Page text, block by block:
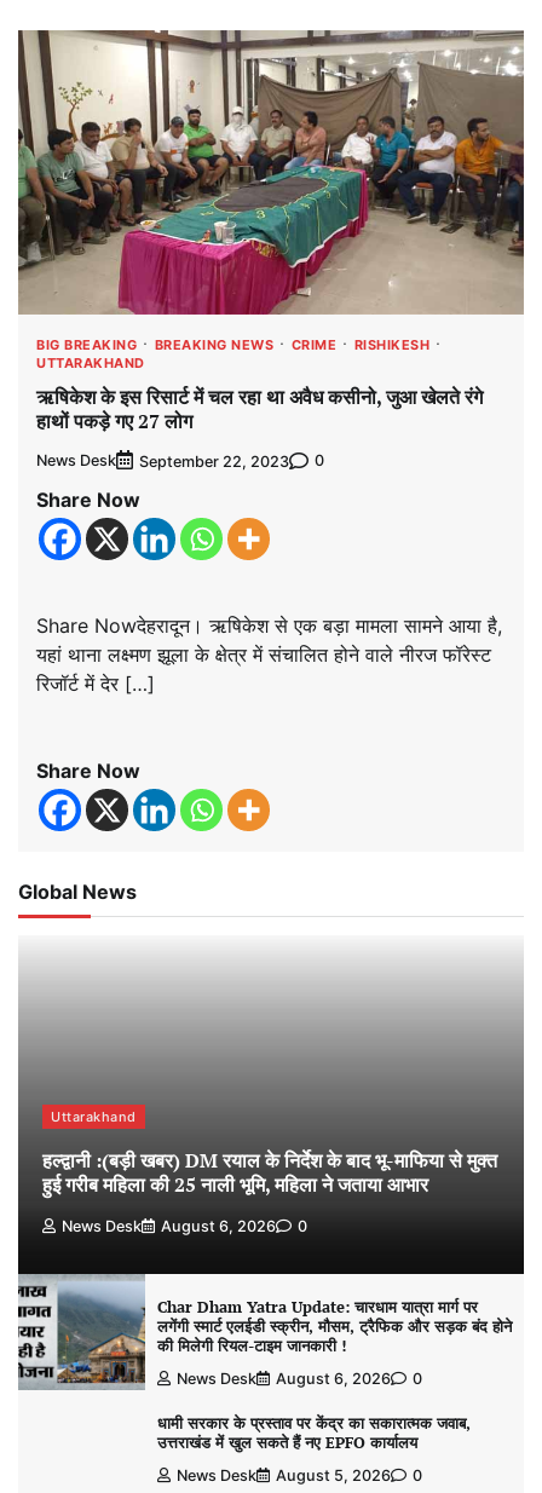
BIG BREAKING BREAKING NEWS CRIME
RISHIKESH
UTTARAKHAND
ऋषिकेश के इस रिसार्ट में चल रहा था अवैध कसीनो, जुआ खेलते रंगे
हाथों पकड़े गए 27 लोग
News Desk September 22, 2023 0
Share Now
Share Nowदेहरादून। ऋषिकेश से एक बड़ा मामला सामने आया है,
यहां थाना लक्ष्मण झूला के क्षेत्र में संचालित होने वाले नीरज फॉरेस्ट
रिजॉर्ट में देर […]
Share Now
Global News
Uttarakhand
हल्द्वानी :(बड़ी खबर) DM रयाल के निर्देश के बाद भू-माफिया से मुक्त
हुई गरीब महिला की 25 नाली भूमि, महिला ने जताया आभार
News Desk August 6, 2026 0
Char Dham Yatra Update: चारधाम यात्रा मार्ग पर
लगेंगी स्मार्ट एलईडी स्क्रीन, मौसम, ट्रैफिक और सड़क बंद होने
की मिलेगी रियल-टाइम जानकारी !
News Desk August 6, 2026 0
धामी सरकार के प्रस्ताव पर केंद्र का सकारात्मक जवाब,
उत्तराखंड में खुल सकते हैं नए EPFO कार्यालय
News Desk August 5, 2026 0